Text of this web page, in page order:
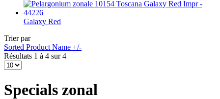
Galaxy Red
Trier par
Sorted Product Name +/-
Résultats 1 à 4 sur 4
Specials zonal